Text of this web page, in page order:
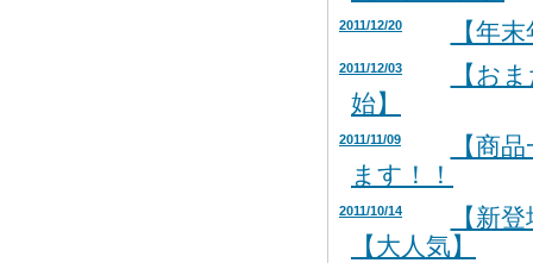
2011/12/20 【年
2011/12/03
【お
始】
2011/11/09
【商
ます！！
2011/10/14
【新
【大人気】